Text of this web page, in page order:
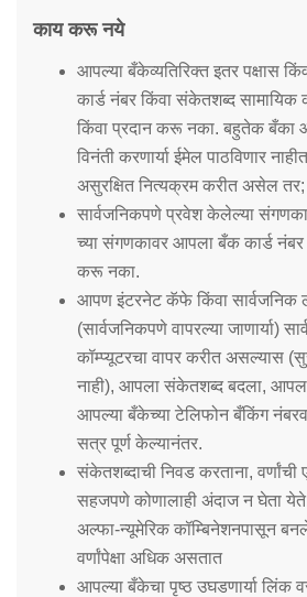
काय करू नये
आपल्या बँकेव्यतिरिक्त इतर पक्षास
कार्ड नंबर किंवा संकेतशब्द
किंवा प्रदान करू नका. बहुतेक बँका
विनंती करणार्या ईमेल पाठविणार
असुरक्षित नित्यक्रम करीत असेल
सार्वजनिकपणे प्रवेश केलेल्या
च्या संगणकावर आपला बँक कार्ड
करू नका.
आपण इंटरनेट कॅफे किंवा सार्वजनिक
(सार्वजनिकपणे वापरल्या जाणार्या)
कॉम्प्यूटरचा वापर करीत असल्यास
नाही), आपला संकेतशब्द बदला,
आपल्या बँकेच्या टेलिफोन बँकिंग
सत्र पूर्ण केल्यानंतर.
संकेतशब्दाची निवड करताना,
सहजपणे कोणालाही अंदाज न घेता
अल्फा-न्यूमेरिक कॉम्बिनेशनपासून
वर्णांपेक्षा अधिक असतात
आपल्या बँकेचा पृष्ठ उघडणार्या लिंक